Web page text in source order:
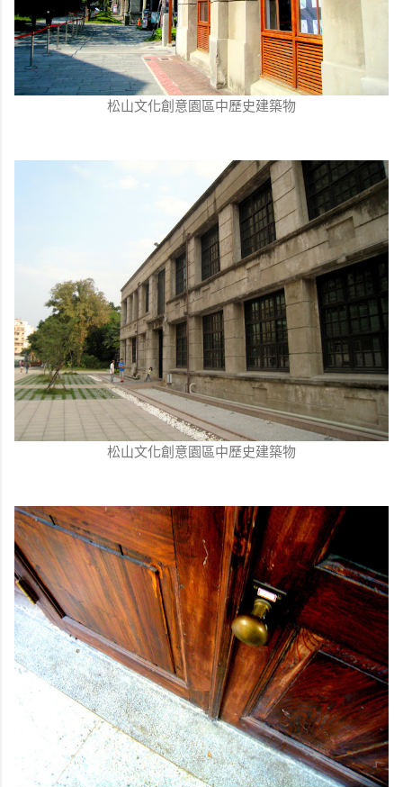
松山文化創意園區中歷史建築物
松山文化創意園區中歷史建築物